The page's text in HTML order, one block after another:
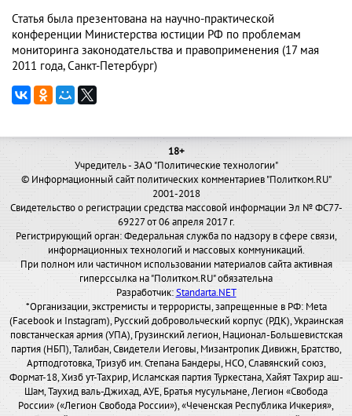
Статья была презентована на научно-практической
конференции Министерства юстиции РФ по проблемам
мониторинга законодательства и правоприменения (17 мая
2011 года, Санкт-Петербург)
18+
Учредитель - ЗАО "Политические технологии"
© Информационный сайт политических комментариев "Политком.RU"
2001-2018
Свидетельство о регистрации средства массовой информации Эл № ФС77-
69227 от 06 апреля 2017 г.
Регистрирующий орган: Федеральная служба по надзору в сфере связи,
информационных технологий и массовых коммуникаций.
При полном или частичном использовании материалов сайта активная
гиперссылка на "Политком.RU" обязательна
Разработчик:Standarta.NET
*Организации, экстремисты и террористы, запрещенные в РФ: Meta
(Facebook и Instagram), Русский добровольческий корпус (РДК), Украинская
повстанческая армия (УПА), Грузинский легион, Национал-Большевистская
партия (НБП), Талибан, Свидетели Иеговы, Мизантропик Дивижн, Братство,
Артподготовка, Тризуб им. Степана Бандеры, НСО, Славянский союз,
Формат-18, Хизб ут-Тахрир, Исламская партия Туркестана, Хайят Тахрир аш-
Шам, Таухид валь-Джихад, АУЕ, Братья мусульмане, Легион «Свобода
России» («Легион Свобода России»), «Чеченская Республика Ичкерия»,